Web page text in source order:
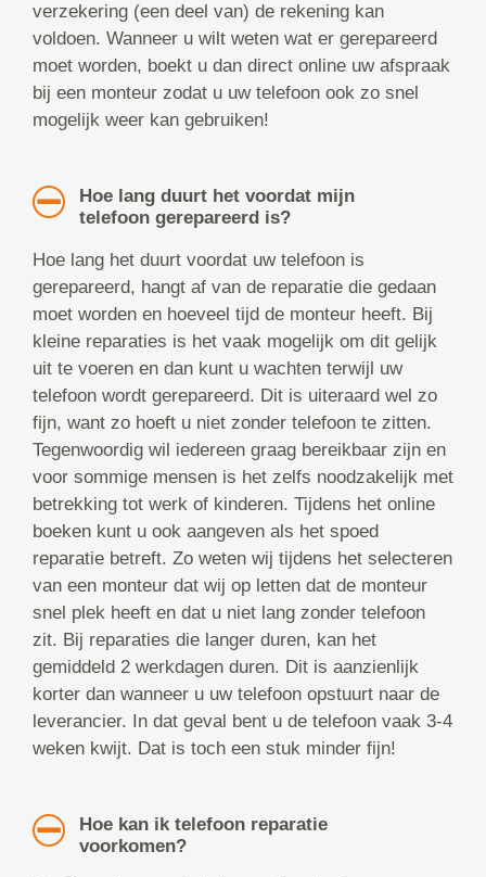
verzekering (een deel van) de rekening kan
voldoen. Wanneer u wilt weten wat er gerepareerd
moet worden, boekt u dan direct online uw afspraak
bij een monteur zodat u uw telefoon ook zo snel
mogelijk weer kan gebruiken!
Hoe lang duurt het voordat mijn
telefoon gerepareerd is?
Hoe lang het duurt voordat uw telefoon is
gerepareerd, hangt af van de reparatie die gedaan
moet worden en hoeveel tijd de monteur heeft. Bij
kleine reparaties is het vaak mogelijk om dit gelijk
uit te voeren en dan kunt u wachten terwijl uw
telefoon wordt gerepareerd. Dit is uiteraard wel zo
fijn, want zo hoeft u niet zonder telefoon te zitten.
Tegenwoordig wil iedereen graag bereikbaar zijn en
voor sommige mensen is het zelfs noodzakelijk met
betrekking tot werk of kinderen. Tijdens het online
boeken kunt u ook aangeven als het spoed
reparatie betreft. Zo weten wij tijdens het selecteren
van een monteur dat wij op letten dat de monteur
snel plek heeft en dat u niet lang zonder telefoon
zit. Bij reparaties die langer duren, kan het
gemiddeld 2 werkdagen duren. Dit is aanzienlijk
korter dan wanneer u uw telefoon opstuurt naar de
leverancier. In dat geval bent u de telefoon vaak 3-4
weken kwijt. Dat is toch een stuk minder fijn!
Hoe kan ik telefoon reparatie
voorkomen?